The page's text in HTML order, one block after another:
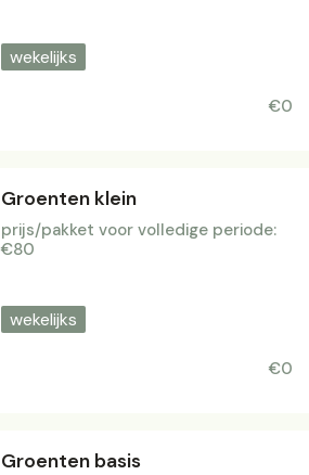
wekelijks
€0
Groenten klein
prijs/pakket voor volledige periode:
€80
wekelijks
€0
Groenten basis